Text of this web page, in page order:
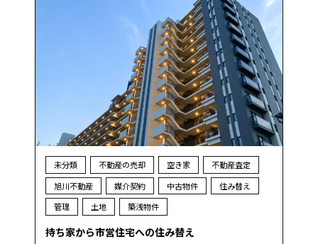
未分類 不動産の売却 空き家
不動産査定
旭川不動産
媒介契約 中古物件
住み替え
管理
土地 築浅物件
持ち家から市営住宅への住み替え